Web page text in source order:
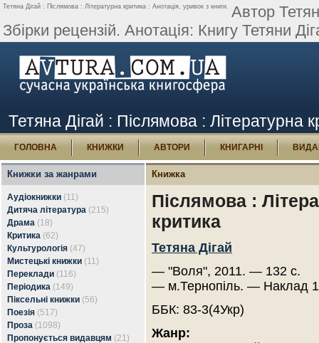
Тетяна Дігай : Післямова : Літературна критика : Анотація, уривок з книги. Автор
Збірки рецензій. Анотація: Книгу Тетяни
Тетяна Дігай : Післямова : Літературна
ГОЛОВНА КНИЖКИ АВТОРИ КНИГАРНІ
Книжки за жанрами
Аудіокнижки (11)
Дитяча література (215)
Драма (18)
Критика (62)
Культурологія (47)
Мистецькі книжки (11)
Переклади (116)
Періодика (149)
Піксельні книжки (56)
Поезія (517)
Проза (1098)
Пропонується видавцям (21)
Книжка
Післямова :
критика
Тетяна Дігай
— "Воля", 2011. — 132 с.
— м.Тернопіль. — Наклад
ББК: 83-3(4Укр)
Жанр: